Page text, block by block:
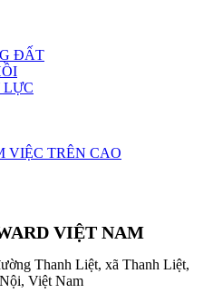
ĐẤT
LỰC
VIỆC TRÊN CAO
VIỆT NAM
Thanh Liệt, xã Thanh Liệt,
Việt Nam